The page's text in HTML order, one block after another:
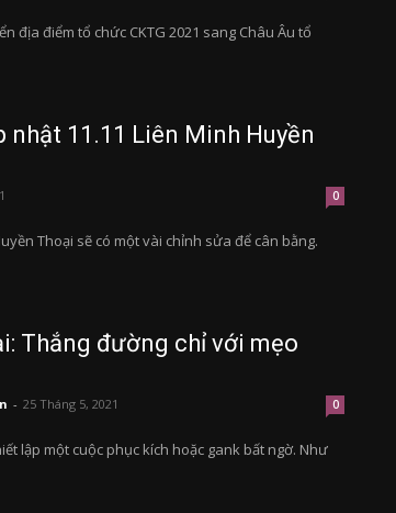
địa điểm tổ chức CKTG 2021 sang Châu Âu tổ
nhật 11.11 Liên Minh Huyền
0
Thoại sẽ có một vài chỉnh sửa để cân bằng.
Thắng đường chỉ với mẹo
- 25 Tháng 5, 2021 0
lập một cuộc phục kích hoặc gank bất ngờ. Như